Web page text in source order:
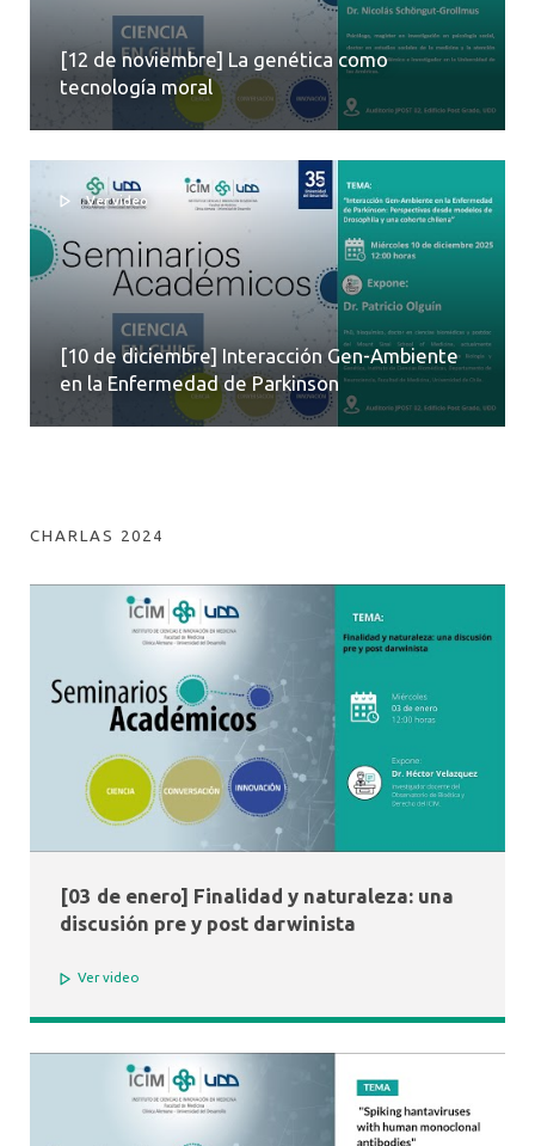
[12 de noviembre] La genética como
tecnología moral
Ver video
[10 de diciembre] Interacción Gen-Ambiente
en la Enfermedad de Parkinson
CHARLAS 2024
Ver video
[03 de enero] Finalidad y naturaleza: una
discusión pre y post darwinista